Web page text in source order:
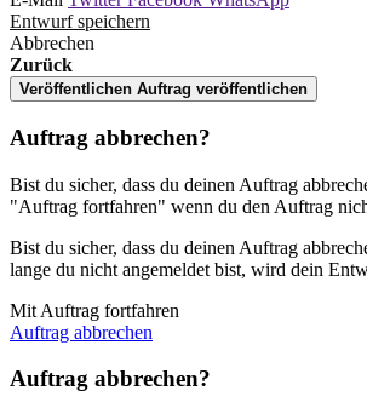
Entwurf speichern
Abbrechen
Zurück
Veröffentlichen Auftrag veröffentlichen
Auftrag abbrechen?
Bist du sicher, dass du deinen Auftrag
"Auftrag fortfahren" wenn du den Auftrag
Bist du sicher, dass du deinen Auftrag
lange du nicht angemeldet bist, wird dein
Mit Auftrag fortfahren
Auftrag abbrechen
Auftrag abbrechen?